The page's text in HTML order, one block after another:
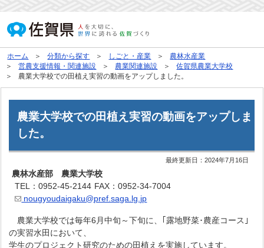
ホーム 分類から探す しごと・産業
農林水産業
営農支援情報・関連施設
農業関連施設
佐賀県農業大学校
農業大学校での田植え実習の動画をアップしました。
農業大学校での田植え実習の動画をアップしま
した。
最終更新日：2024年7月16日
農林水産部 農業大学校
TEL：0952-45-2144 FAX：0952-34-7004
nougyoudaigaku@pref.saga.lg.jp
農業大学校では毎年6月中旬～下旬に、｢露地野菜･農産コース｣
の実習水田において、
学生のプロジェクト研究のための田植えを実施しています。